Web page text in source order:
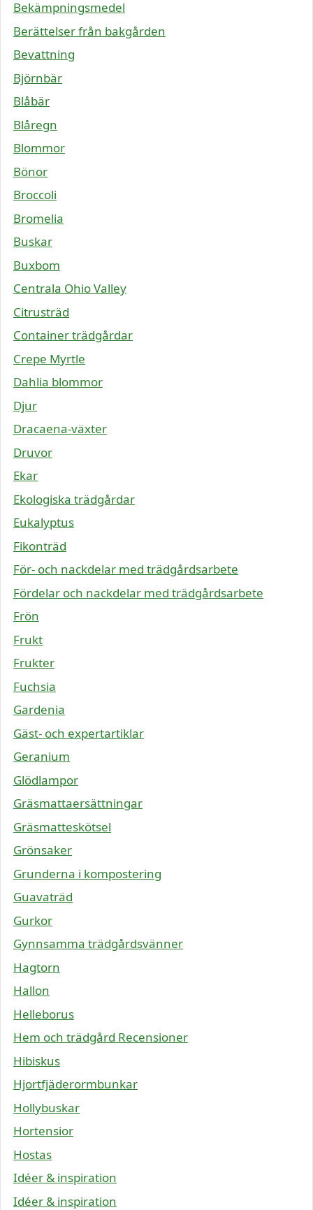
Bekämpningsmedel
Berättelser från bakgården
Bevattning
Björnbär
Blåbär
Blåregn
Blommor
Bönor
Broccoli
Bromelia
Buskar
Buxbom
Centrala Ohio Valley
Citrusträd
Container trädgårdar
Crepe Myrtle
Dahlia blommor
Djur
Dracaena-växter
Druvor
Ekar
Ekologiska trädgårdar
Eukalyptus
Fikonträd
För- och nackdelar med trädgårdsarbete
Fördelar och nackdelar med trädgårdsarbete
Frön
Frukt
Frukter
Fuchsia
Gardenia
Gäst- och expertartiklar
Geranium
Glödlampor
Gräsmattaersättningar
Gräsmatteskötsel
Grönsaker
Grunderna i kompostering
Guavaträd
Gurkor
Gynnsamma trädgårdsvänner
Hagtorn
Hallon
Helleborus
Hem och trädgård Recensioner
Hibiskus
Hjortfjäderormbunkar
Hollybuskar
Hortensior
Hostas
Idéer & inspiration
Idéer & inspiration